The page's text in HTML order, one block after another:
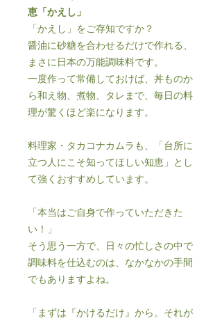
恵「かえし」
「かえし」をご存知ですか？
醤油に砂糖を合わせるだけで作れる、
まさに日本の万能調味料です。
一度作って常備しておけば、丼ものか
ら和え物、煮物、タレまで、毎日の料
理が驚くほど楽になります。
料理家・タカコナカムラも、「台所に
立つ人にこそ知ってほしい知恵」とし
て強くおすすめしています。
「本当はご自身で作っていただきた
い！」
そう思う一方で、日々の忙しさの中で
調味料を仕込むのは、なかなかの手間
でもありますよね。
「まずは『かけるだけ』から。それが